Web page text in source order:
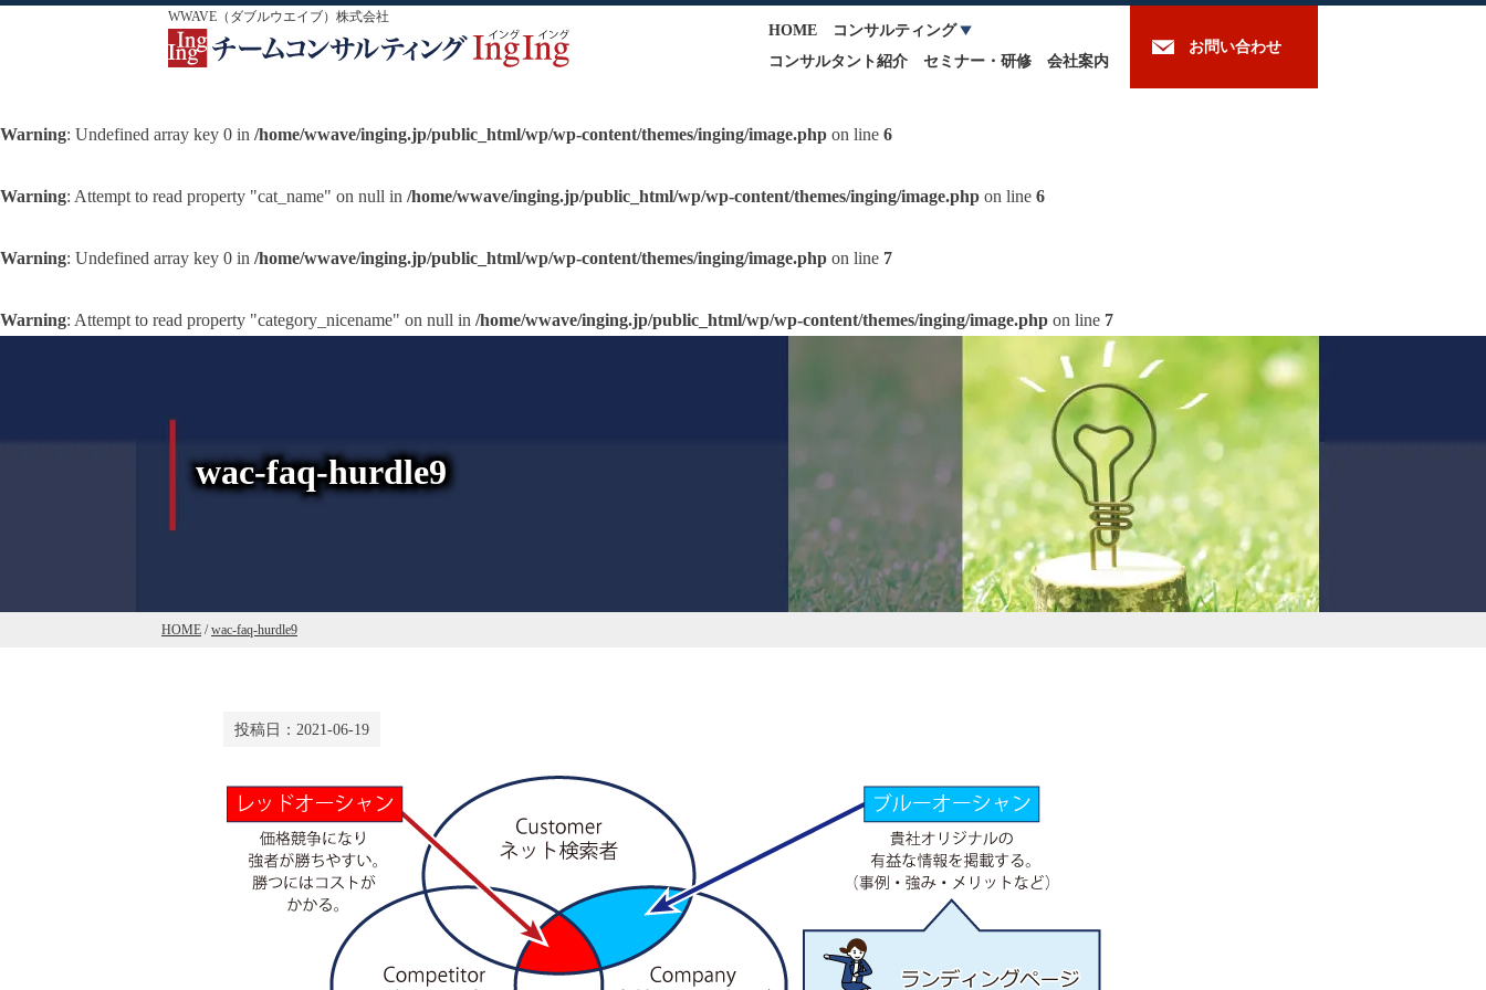
WWAVE（ダブルウエイブ）株式会社
お問い合わせ
HOME
コンサルティング
コンサルタント紹介
セミナー・研修 会社案内
Warning: Undefined array key 0 in /home/wwave/inging.jp/public_html/wp/wp-content/themes/inging/image.php on line 6
Warning: Attempt to read property "cat_name" on null in /home/wwave/inging.jp/public_html/wp/wp-content/themes/inging/image.php on line 6
Warning: Undefined array key 0 in /home/wwave/inging.jp/public_html/wp/wp-content/themes/inging/image.php on line 7
Warning: Attempt to read property "category_nicename" on null in /home/wwave/inging.jp/public_html/wp/wp-content/themes/inging/image.php on line 7
wac-faq-hurdle9
HOME /wac-faq-hurdle9
投稿日： 2021-06-19